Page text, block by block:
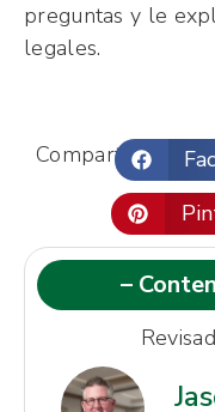
preguntas y le
legales.
Compartir:
–